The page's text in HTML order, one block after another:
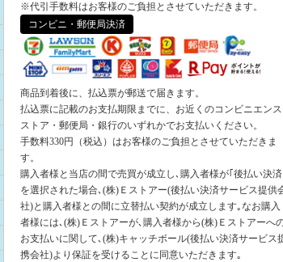
※代引手数料はお客様のご負担とさせていただきます。
コンビニ・郵便局決済
商品到着後に、払込票が郵送で届きます。
払込票に記載のお支払期限までに、お近くのコンビニエンス
ストア・郵便局・銀行のいずれかでお支払いください。
手数料330円（税込）はお客様のご負担とさせていただきま
す。
購入者様と当店の間で売買が成立し､購入者様が｢後払い決済
を選択された場合､(株)Ｅストアー(後払い決済サービス提供
社)と購入者様との間に立替払い契約が成立します｡なお購入
者様には､(株)Ｅストアーが､購入者様から(株)Ｅストアーへ
お支払いに関して､(株)キャッチボール(後払い決済サービス
携会社)より保証を受けることに同意いただきます｡